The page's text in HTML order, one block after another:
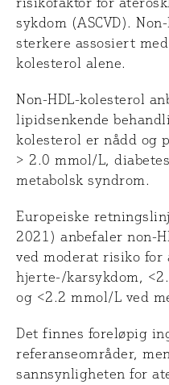
sykdom (ASCVD).
sterkere assosiert
kolesterol alene.
Non-HDL-kolesterol
lipidsenkende
kolesterol er nådd og
> 2.0 mmol/L,
metabolsk syndrom.
Europeiske
2021) anbefaler non-
ved moderat risiko for
hjerte-/karsykdom,
og <2.2 mmol/L ved
Det finnes foreløpig
referanseområder,
sannsynligheten for